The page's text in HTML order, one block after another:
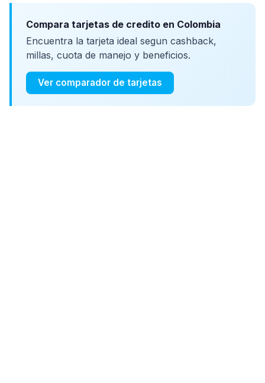
Compara tarjetas de credito en Colombia
Encuentra la tarjeta ideal segun cashback,
millas, cuota de manejo y beneficios.
Ver comparador de tarjetas